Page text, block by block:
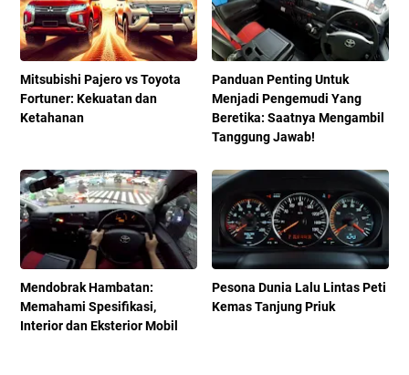
Mitsubishi Pajero vs Toyota
Fortuner: Kekuatan dan
Ketahanan
Panduan Penting Untuk
Menjadi Pengemudi Yang
Beretika: Saatnya Mengambil
Tanggung Jawab!
Mendobrak Hambatan:
Memahami Spesifikasi,
Interior dan Eksterior Mobil
Pesona Dunia Lalu Lintas Peti
Kemas Tanjung Priuk